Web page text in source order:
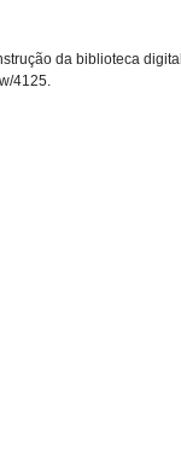
da biblioteca
4125.